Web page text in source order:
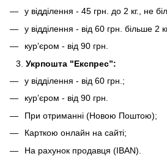
у відділення - 45 грн. до 2 кг., не
у відділення - від 60 грн. більше 2
курʼєром - від 90 грн.
Укрпошта "Експрес”:
у відділення - від 60 грн.;
курʼєром - від 90 грн.
При отриманні (Новою Поштою);
Карткою онлайн на сайті;
На рахунок продавця (IBAN).